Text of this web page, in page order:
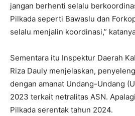
jangan berhenti selalu
Pilkada seperti Bawaslu dan
selalu menjalin koordinasi,”
Sementara itu Inspektur Daerah
Riza Dauly menjelaskan,
dengan amanat Undang-Undang
2023 terkait netralitas ASN.
Pilkada serentak tahun 2024.